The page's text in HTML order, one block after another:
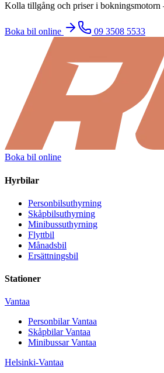
Kolla tillgång och priser i bokningsmotorn
Boka bil online 09 3508 5533
Boka bil online
Hyrbilar
Personbilsuthyrning
Skåpbilsuthyrning
Minibussuthyrning
Flyttbil
Månadsbil
Ersättningsbil
Stationer
Vantaa
Personbilar Vantaa
Skåpbilar Vantaa
Minibussar Vantaa
Helsinki-Vantaa